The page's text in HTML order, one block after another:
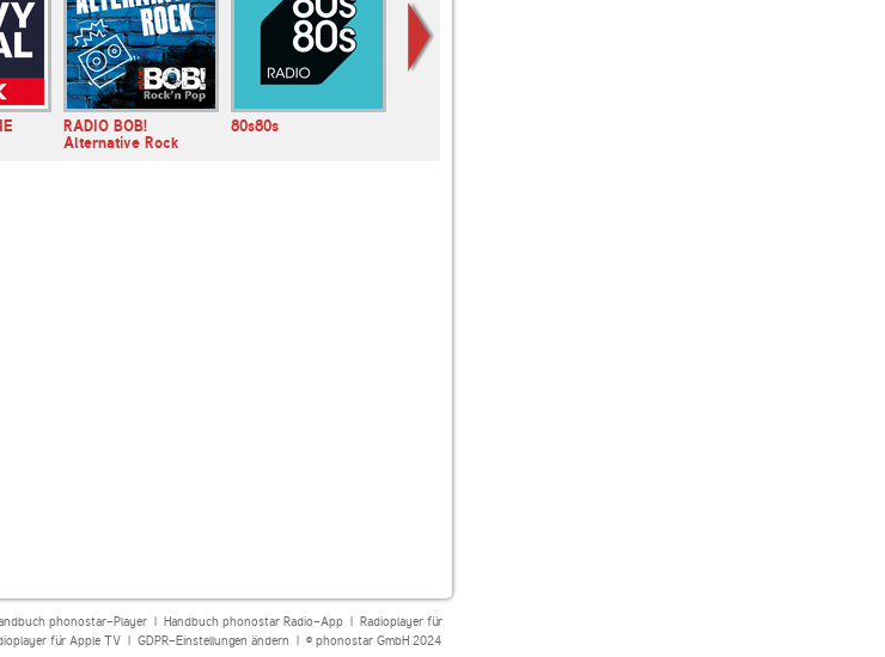
RADIO BOB!
Alternative Rock
80s80s
phonostar-Player| Handbuch phonostar Radio-App| Radioplayer für
für Apple TV| GDPR-Einstellungen ändern | © phonostar GmbH 2024